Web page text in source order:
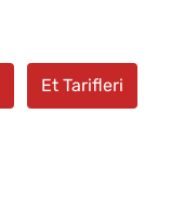
Et Tarifleri